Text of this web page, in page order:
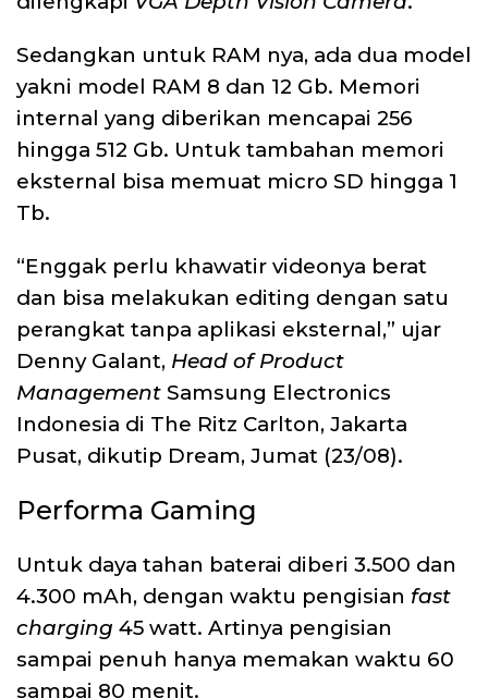
Sedangkan untuk RAM nya, ada dua model
yakni model RAM 8 dan 12 Gb. Memori
internal yang diberikan mencapai 256
hingga 512 Gb. Untuk tambahan memori
eksternal bisa memuat micro SD hingga 1
Tb.
“Enggak perlu khawatir videonya berat
dan bisa melakukan editing dengan satu
perangkat tanpa aplikasi eksternal,” ujar
Denny Galant, Head of Product
Management Samsung Electronics
Indonesia di The Ritz Carlton, Jakarta
Pusat, dikutip Dream, Jumat (23/08).
Performa Gaming
Untuk daya tahan baterai diberi 3.500 dan
4.300 mAh, dengan waktu pengisian fast
charging 45 watt. Artinya pengisian
sampai penuh hanya memakan waktu 60
sampai 80 menit.